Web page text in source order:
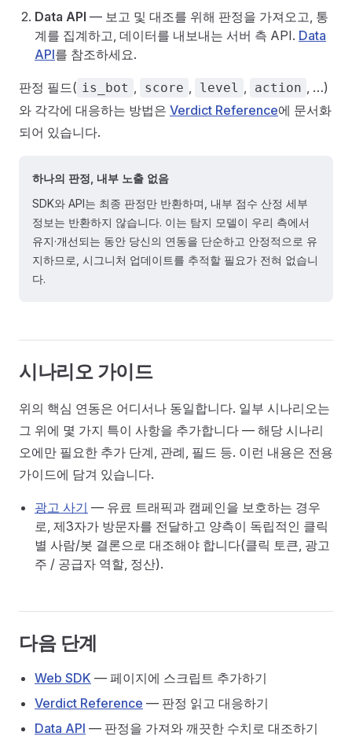
Data API — 보고 및 대조를 위해 판정을 가져오고, 통
계를 집계하고, 데이터를 내보내는 서버 측 API. Data
API를 참조하세요.
판정 필드( is_bot , score , level , action , …)
와 각각에 대응하는 방법은 Verdict Reference에 문서화
되어 있습니다.
하나의 판정, 내부 노출 없음
SDK와 API는 최종 판정만 반환하며, 내부 점수 산정 세부
정보는 반환하지 않습니다. 이는 탐지 모델이 우리 측에서
유지·개선되는 동안 당신의 연동을 단순하고 안정적으로 유
지하므로, 시그니처 업데이트를 추적할 필요가 전혀 없습니
다.
시나리오 가이드
위의 핵심 연동은 어디서나 동일합니다. 일부 시나리오는
그 위에 몇 가지 특이 사항을 추가합니다 — 해당 시나리
오에만 필요한 추가 단계, 관례, 필드 등. 이런 내용은 전용
가이드에 담겨 있습니다.
광고 사기 — 유료 트래픽과 캠페인을 보호하는 경우
로, 제3자가 방문자를 전달하고 양측이 독립적인 클릭
별 사람/봇 결론으로 대조해야 합니다(클릭 토큰, 광고
주 / 공급자 역할, 정산).
다음 단계
Web SDK — 페이지에 스크립트 추가하기
Verdict Reference — 판정 읽고 대응하기
Data API — 판정을 가져와 깨끗한 수치로 대조하기